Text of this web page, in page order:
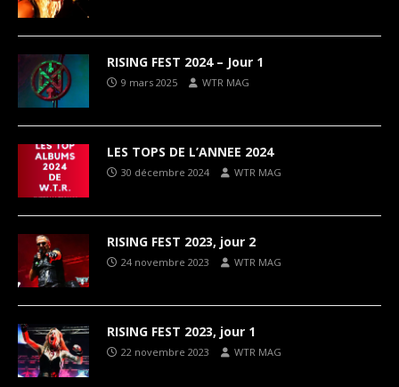
RISING FEST 2024 – Jour 1
9 mars 2025 WTR MAG
LES TOPS DE L’ANNEE 2024
30 décembre 2024 WTR MAG
RISING FEST 2023, jour 2
24 novembre 2023 WTR MAG
RISING FEST 2023, jour 1
22 novembre 2023 WTR MAG